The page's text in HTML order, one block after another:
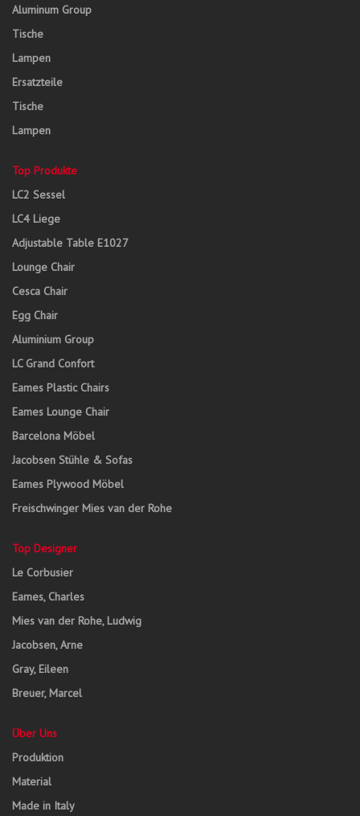
Aluminum Group
Tische
Lampen
Ersatzteile
Tische
Lampen
Top Produkte
LC2 Sessel
LC4 Liege
Adjustable Table E1027
Lounge Chair
Cesca Chair
Egg Chair
Aluminium Group
LC Grand Confort
Eames Plastic Chairs
Eames Lounge Chair
Barcelona Möbel
Jacobsen Stühle & Sofas
Eames Plywood Möbel
Freischwinger Mies van der Rohe
Top Designer
Le Corbusier
Eames, Charles
Mies van der Rohe, Ludwig
Jacobsen, Arne
Gray, Eileen
Breuer, Marcel
Über Uns
Produktion
Material
Made in Italy